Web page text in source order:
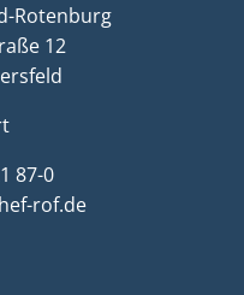
Rotenburg
12
87-0
rof.de